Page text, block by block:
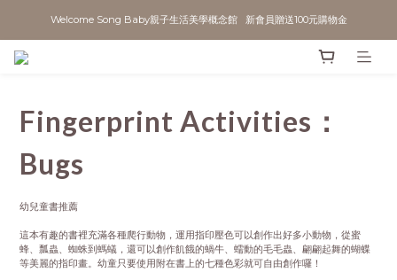
Welcome Song Baby親子生活美學概念館   新會員贈送100元購物金
Fingerprint Activities：
Bugs
幼兒童書推薦
這本有趣的書裡充滿各種爬行動物，運用指印壓色可以創作出好多小動物，從蜜
蜂、瓢蟲、蜘蛛到螞蟻，還可以創作飢餓的蝸牛、蠕動的毛毛蟲、翩翩起舞的蝴蝶
等美麗的指印畫。幼童只要使用附在書上的七種色彩就可自由創作囉！